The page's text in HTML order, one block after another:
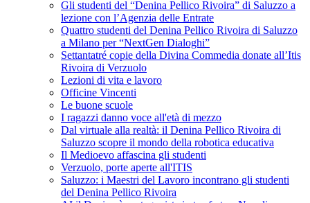
Gli studenti del “Denina Pellico Rivoira” di Saluzzo a
lezione con l’Agenzia delle Entrate
Quattro studenti del Denina Pellico Rivoira di Saluzzo
a Milano per “NextGen Dialoghi”
Settantatré copie della Divina Commedia donate all’Itis
Rivoira di Verzuolo
Lezioni di vita e lavoro
Officine Vincenti
Le buone scuole
I ragazzi danno voce all'età di mezzo
Dal virtuale alla realtà: il Denina Pellico Rivoira di
Saluzzo scopre il mondo della robotica educativa
Il Medioevo affascina gli studenti
Verzuolo, porte aperte all'ITIS
Saluzzo: i Maestri del Lavoro incontrano gli studenti
del Denina Pellico Rivoira